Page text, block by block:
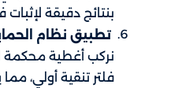
بنتائج دقيقة لإثبات
تطبيق نظام
نركب أغطية محكمة
فلتر تنقية أولي،